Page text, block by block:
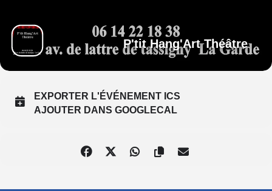
P'tit Hang'Art Théâtre
EXPORTER L'ÉVÉNEMENT ICS
AJOUTER DANS GOOGLECAL